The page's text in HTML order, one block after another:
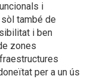
i
sòl també de
i ben
zones
per a un ús